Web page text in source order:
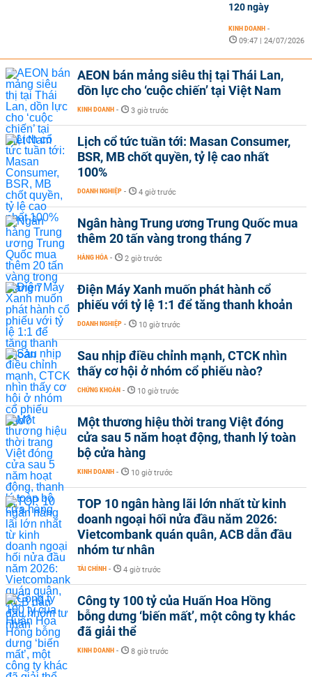
120 ngày
KINH DOANH -
09:47 | 24/07/2026
AEON bán mảng siêu thị tại Thái Lan,
dồn lực cho ‘cuộc chiến’ tại Việt Nam
KINH DOANH - 3 giờ trước
Lịch cổ tức tuần tới: Masan Consumer,
BSR, MB chốt quyền, tỷ lệ cao nhất
100%
DOANH NGHIỆP - 4 giờ trước
Ngân hàng Trung ương Trung Quốc mua
thêm 20 tấn vàng trong tháng 7
HÀNG HÓA - 2 giờ trước
Điện Máy Xanh muốn phát hành cổ
phiếu với tỷ lệ 1:1 để tăng thanh khoản
DOANH NGHIỆP - 10 giờ trước
Sau nhịp điều chỉnh mạnh, CTCK nhìn
thấy cơ hội ở nhóm cổ phiếu nào?
CHỨNG KHOÁN - 10 giờ trước
Một thương hiệu thời trang Việt đóng
cửa sau 5 năm hoạt động, thanh lý toàn
bộ cửa hàng
KINH DOANH - 10 giờ trước
TOP 10 ngân hàng lãi lớn nhất từ kinh
doanh ngoại hối nửa đầu năm 2026:
Vietcombank quán quân, ACB dẫn đầu
nhóm tư nhân
TÀI CHÍNH - 4 giờ trước
Công ty 100 tỷ của Huấn Hoa Hồng
bỗng dưng ‘biến mất’, một công ty khác
đã giải thể
KINH DOANH - 8 giờ trước